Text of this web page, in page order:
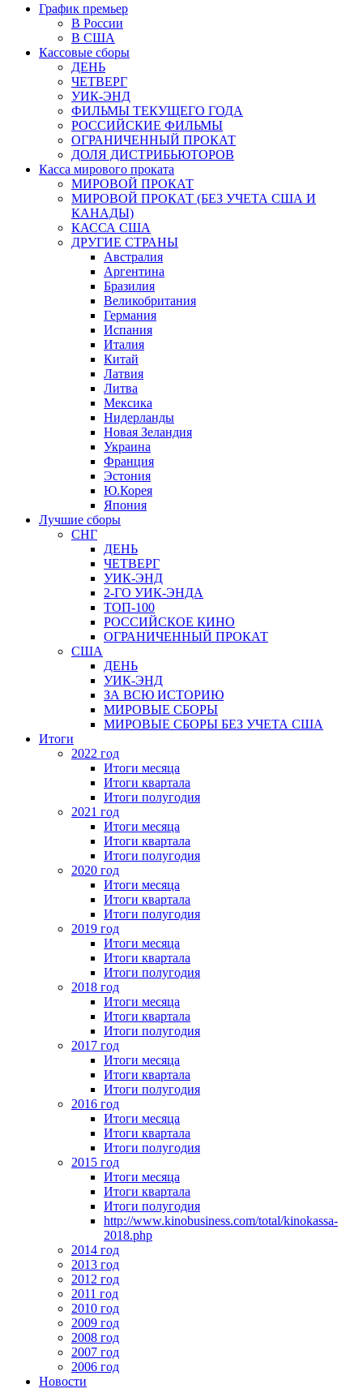
График премьер
В России
В США
Кассовые сборы
ДЕНЬ
ЧЕТВЕРГ
УИК-ЭНД
ФИЛЬМЫ ТЕКУЩЕГО ГОДА
РОССИЙСКИЕ ФИЛЬМЫ
ОГРАНИЧЕННЫЙ ПРОКАТ
ДОЛЯ ДИСТРИБЬЮТОРОВ
Касса мирового проката
МИРОВОЙ ПРОКАТ
МИРОВОЙ ПРОКАТ (БЕЗ УЧЕТА США И
КАНАДЫ)
КАССА США
ДРУГИЕ СТРАНЫ
Австралия
Аргентина
Бразилия
Великобритания
Германия
Испания
Италия
Китай
Латвия
Литва
Мексика
Нидерланды
Новая Зеландия
Украина
Франция
Эстония
Ю.Корея
Япония
Лучшие сборы
СНГ
ДЕНЬ
ЧЕТВЕРГ
УИК-ЭНД
2-ГО УИК-ЭНДА
ТОП-100
РОССИЙСКОЕ КИНО
ОГРАНИЧЕННЫЙ ПРОКАТ
США
ДЕНЬ
УИК-ЭНД
ЗА ВСЮ ИСТОРИЮ
МИРОВЫЕ СБОРЫ
МИРОВЫЕ СБОРЫ БЕЗ УЧЕТА США
Итоги
2022 год
Итоги месяца
Итоги квартала
Итоги полугодия
2021 год
Итоги месяца
Итоги квартала
Итоги полугодия
2020 год
Итоги месяца
Итоги квартала
Итоги полугодия
2019 год
Итоги месяца
Итоги квартала
Итоги полугодия
2018 год
Итоги месяца
Итоги квартала
Итоги полугодия
2017 год
Итоги месяца
Итоги квартала
Итоги полугодия
2016 год
Итоги месяца
Итоги квартала
Итоги полугодия
2015 год
Итоги месяца
Итоги квартала
Итоги полугодия
http://www.kinobusiness.com/total/kinokassa-
2018.php
2014 год
2013 год
2012 год
2011 год
2010 год
2009 год
2008 год
2007 год
2006 год
Новости